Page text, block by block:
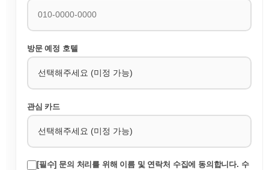
방문 예정 호텔
관심 카드
[필수] 문의 처리를 위해 이름 및 연락처 수집에 동의합니다. 수